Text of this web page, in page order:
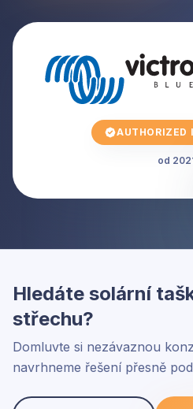
AUTHORIZED
od
Hledáte solární
střechu?
Domluvte si nezávaznou
navrhneme řešení přesně